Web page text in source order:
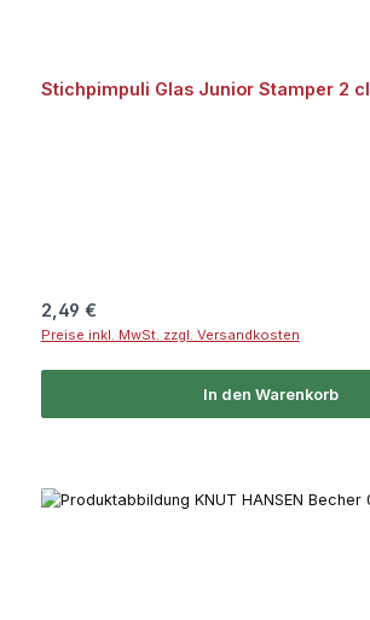
Stichpimpuli Glas Junior Stamper 2 cl
Regulärer Preis:
2,49 €
Preise inkl. MwSt. zzgl. Versandkosten
In den Warenkorb